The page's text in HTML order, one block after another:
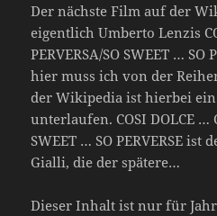
Der nächste Film auf der
eigentlich Umberto Lenzis
PERVERSA/SO SWEET … SO
hier muss ich von der
der Wikipedia ist hierbei
unterlaufen. COSI DOLCE …
SWEET … SO PERVERSE ist
Gialli, die der spätere…
Dieser Inhalt ist nur für